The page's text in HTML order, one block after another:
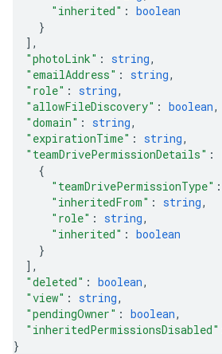
"inherited" : boolean
}
] ,
"photoLink" : string,
"emailAddress" : string,
"role" : string,
"allowFileDiscovery" : boolean,
"domain" : string,
"expirationTime" : string,
"teamDrivePermissionDetails" :
{
"teamDrivePermissionType" :
"inheritedFrom" : string,
"role" : string,
"inherited" : boolean
}
] ,
"deleted" : boolean,
"view" : string,
"pendingOwner" : boolean,
"inheritedPermissionsDisabled"
}